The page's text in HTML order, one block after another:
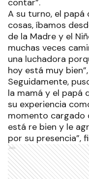
A su turno, el papá
cosas, íbamos
de la Madre y el
muchas veces
una luchadora
hoy está muy
Seguidamente,
la mamá y el papá
su experiencia
momento cargado
está re bien y le
por su presencia”,
Ads